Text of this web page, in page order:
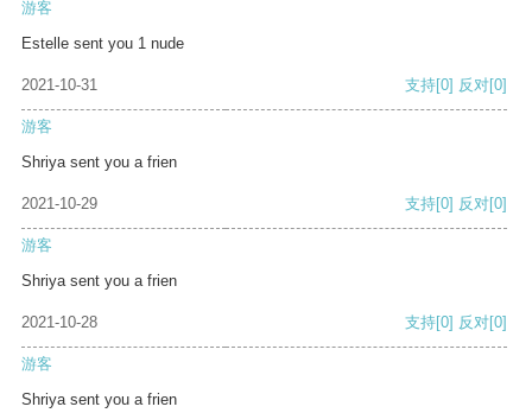
游客
Estelle sent you 1 nude
2021-10-31 支持[0] 反对[0]
游客
Shriya sent you a frien
2021-10-29 支持[0] 反对[0]
游客
Shriya sent you a frien
2021-10-28 支持[0] 反对[0]
游客
Shriya sent you a frien